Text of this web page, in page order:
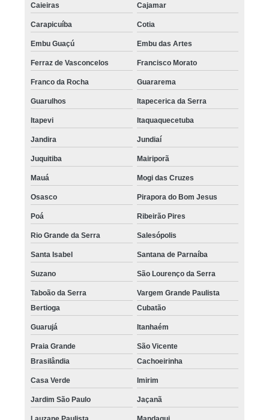
Caieiras Cajamar
Carapicuíba Cotia
Embu Guaçú Embu das Artes
Ferraz de Vasconcelos Francisco Morato
Franco da Rocha Guararema
Guarulhos Itapecerica da Serra
Itapevi Itaquaquecetuba
Jandira Jundiaí
Juquitiba Mairiporã
Mauá Mogi das Cruzes
Osasco Pirapora do Bom Jesus
Poá Ribeirão Pires
Rio Grande da Serra Salesópolis
Santa Isabel Santana de Parnaíba
Suzano São Lourenço da Serra
Taboão da Serra
Vargem Grande Paulista
Bertioga
Cubatão
Guarujá Itanhaém
Praia Grande
São Vicente
Brasilândia
Cachoeirinha
Casa Verde Imirim
Jardim São Paulo Jaçanã